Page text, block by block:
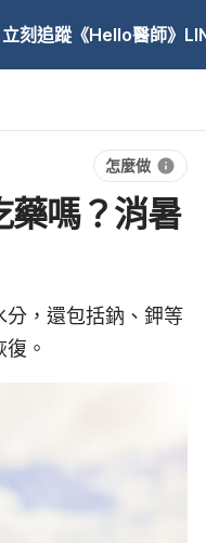
刻追蹤《Hello醫師》
怎麼做
藥嗎？消暑
，還包括鈉、鉀等
。